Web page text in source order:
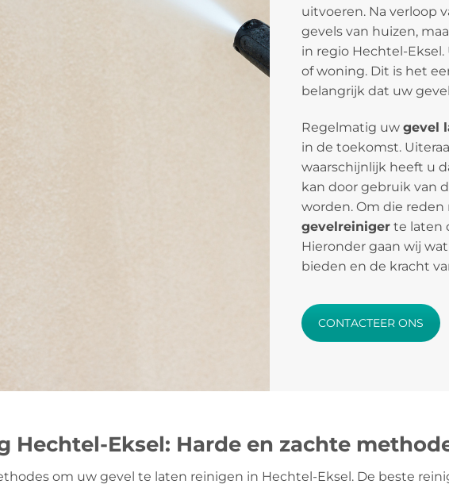
uitvoeren. Na verloop
gevels van huizen,
in regio Hechtel-
of woning. Dit is het
belangrijk dat uw
Regelmatig uw gevel
in de toekomst.
waarschijnlijk heeft u
kan door gebruik van
worden. Om die reden
gevelreiniger te laten
Hieronder gaan wij
bieden en de kracht
CONTACTEER ONS
Hechtel-Eksel: Harde en zachte
om uw gevel te laten reinigen in Hechtel-Eksel. De beste